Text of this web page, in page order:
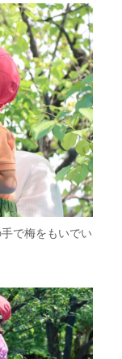
で梅をもいでい